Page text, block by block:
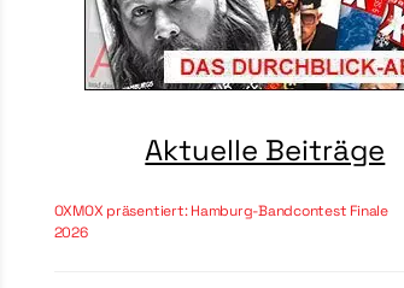
Aktuelle Beiträge
OXMOX präsentiert: Hamburg-Bandcontest Finale
2026